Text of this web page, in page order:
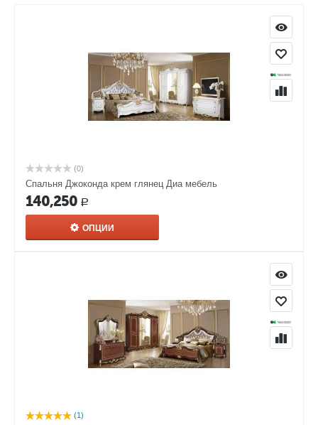
(0)
Спальня Джоконда крем глянец Диа мебель
140,250 Р
ОПЦИИ
(1)